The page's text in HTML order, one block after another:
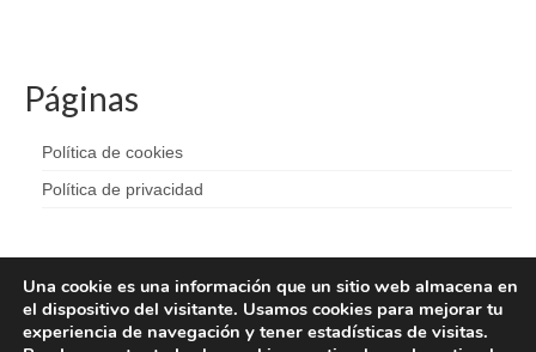
Páginas
Política de cookies
Política de privacidad
Una cookie es una información que un sitio web almacena en
el dispositivo del visitante. Usamos cookies para mejorar tu
experiencia de navegación y tener estadísticas de visitas.